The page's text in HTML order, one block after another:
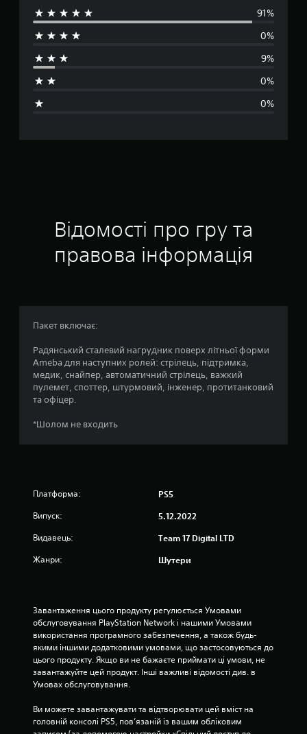
р
н
о
н
к
.
п
р
о
к
н
91%
0%
9%
0%
0%
Відомості про гру та
правова інформація
Пакет включає:
Радянський сталевий нагрудник поверх літньої форми
Ameba для наступних ролей: стрілець, підтримка,
медик, снайпер, автоматичний стрілець, важкий
пулемет, споттер, штурмовий, інженер, протитанковий
та офіцер.
*Шолом не входить
Платформа: PS5
Випуск: 5.12.2022
Видавець: Team 17 Digital LTD
Жанри: Шутери
Завантаження цього продукту регулюється Умовами
обслуговування PlayStation Network і нашими Умовами
використання програмного забезпечення, а також будь-
якими іншими додатковими умовами, що застосовуються до
цього продукту. Якщо ви не бажаєте приймати ці умови, не
завантажуйте цей продукт. Інші важливі відомості див. в
Умовах обслуговування.
Ви можете завантажувати та відтворювати цей вміст на
головній консолі PS5, пов’язаній із вашим обліковим